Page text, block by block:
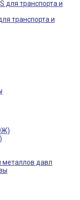
транспорта и
металлов давл